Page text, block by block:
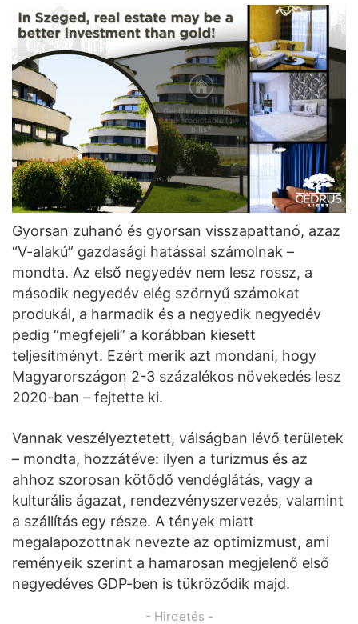
Gyorsan zuhanó és gyorsan visszapattanó, azaz
“V-alakú” gazdasági hatással számolnak –
mondta. Az első negyedév nem lesz rossz, a
második negyedév elég szörnyű számokat
produkál, a harmadik és a negyedik negyedév
pedig “megfejeli” a korábban kiesett
teljesítményt. Ezért merik azt mondani, hogy
Magyarországon 2-3 százalékos növekedés lesz
2020-ban – fejtette ki.
Vannak veszélyeztetett, válságban lévő területek
– mondta, hozzátéve: ilyen a turizmus és az
ahhoz szorosan kötődő vendéglátás, vagy a
kulturális ágazat, rendezvényszervezés, valamint
a szállítás egy része. A tények miatt
megalapozottnak nevezte az optimizmust, ami
reményeik szerint a hamarosan megjelenő első
negyedéves GDP-ben is tükröződik majd.
- Hirdetés -